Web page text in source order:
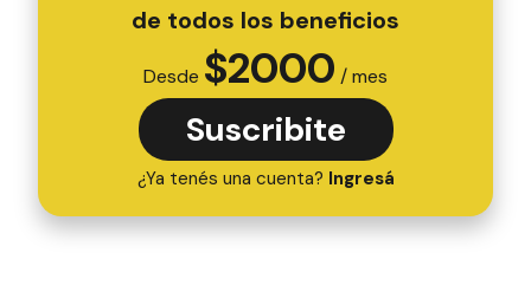
de todos los beneficios
Desde $2000 / mes
Suscribite
¿Ya tenés una cuenta? Ingresá